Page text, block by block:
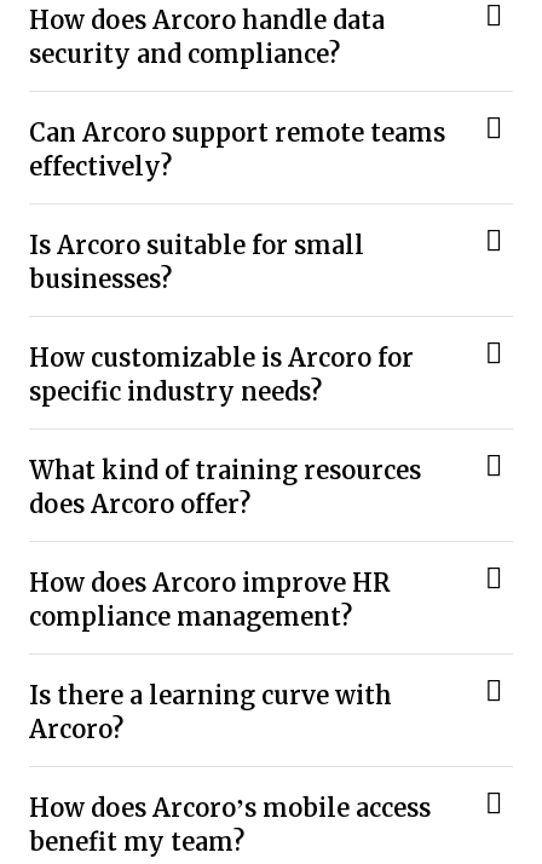
How does Arcoro handle data
security and compliance?
Can Arcoro support remote teams
effectively?
Is Arcoro suitable for small
businesses?
How customizable is Arcoro for
specific industry needs?
What kind of training resources
does Arcoro offer?
How does Arcoro improve HR
compliance management?
Is there a learning curve with
Arcoro?
How does Arcoro’s mobile access
benefit my team?